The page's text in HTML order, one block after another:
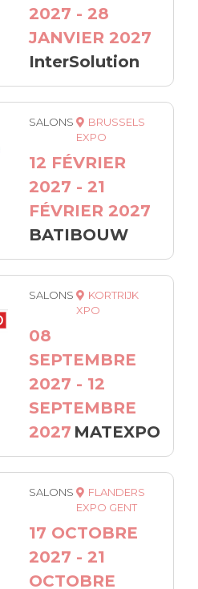
2027 - 28
JANVIER 2027
InterSolution
SALONS
BRUSSELS
EXPO
12 FÉVRIER
2027 - 21
FÉVRIER 2027
BATIBOUW
SALONS
KORTRIJK
XPO
08
SEPTEMBRE
2027 - 12
SEPTEMBRE
2027 MATEXPO
SALONS
FLANDERS
EXPO GENT
17 OCTOBRE
2027 - 21
OCTOBRE